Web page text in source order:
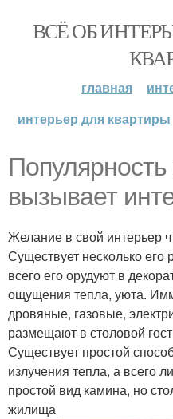
ВСЁ ОБ
главная
интерьер для квартиры
вызывает
Желание в свой интерьер
Существует несколько
всего его орудуют в
ощущения тепла, уюта.
дровяные, газовые,
размещают в столовой
Существует простой
излучения тепла, а всего
простой вид камина, но
жилища